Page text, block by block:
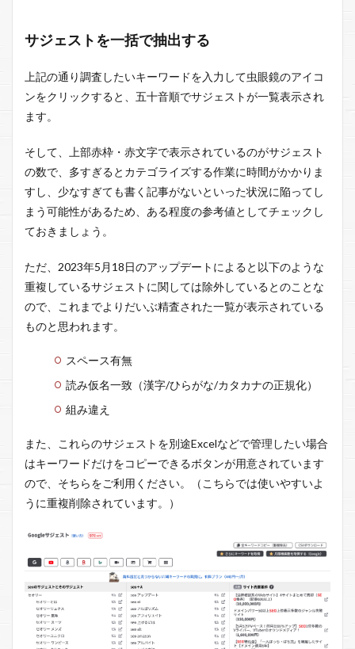
サジェストを一括で抽出する
上記の通り調査したいキーワードを入力して虫眼鏡のアイコ
ンをクリックすると、五十音順でサジェストが一覧表示され
ます。
そして、上部赤枠・赤文字で表示されているのがサジェスト
の数で、多すぎるとカテゴライズする作業に時間がかかりま
すし、少なすぎても書く記事がないといった状況に陥ってし
まう可能性があるため、ある程度の参考値としてチェックし
ておきましょう。
ただ、2023年5月18日のアップデートによると以下のような
重複しているサジェストに関しては除外しているとのことな
ので、これまでよりだいぶ精査された一覧が表示されている
ものと思われます。
スペース有無
読み仮名一致（漢字/ひらがな/カタカナの正規化）
組み違え
また、これらのサジェストを別途Excelなどで管理したい場合
はキーワードだけをコピーできるボタンが用意されています
ので、そちらをご利用ください。（こちらでは使いやすいよ
うに重複削除されています。）